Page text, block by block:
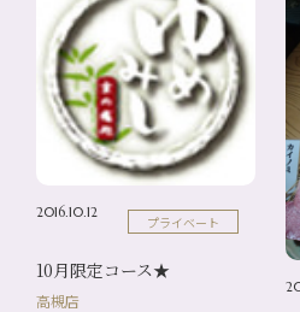
2016.10.12
プライベート
10月限定コース★
高槻店